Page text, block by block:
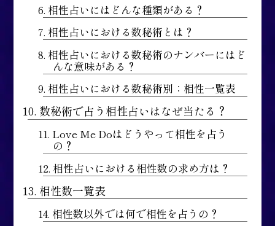
6. 相性占いにはどんな種類がある？
7. 相性占いにおける数秘術とは？
8. 相性占いにおける数秘術のナンバーにはど
んな意味がある？
9. 相性占いにおける数秘術別：相性一覧表
10. 数秘術で占う相性占いはなぜ当たる？
11. Love Me Doはどうやって相性を占う
の？
12. 相性占いにおける相性数の求め方は？
13. 相性数一覧表
14. 相性数以外では何で相性を占うの？